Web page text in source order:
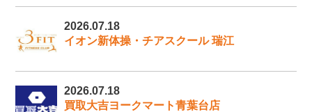
2026.07.18
イオン新体操・チアスクール 瑞江
2026.07.18
買取大吉ヨークマート青葉台店